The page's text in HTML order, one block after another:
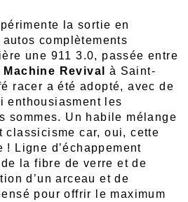
la sortie en
complètements
une 911 3.0, passée entre
Machine Revival
à Saint-
racer a été adopté, avec de
enthousiasment les
sommes. Un habile mélange
classicisme car, oui, cette
! Ligne d’échappement
la fibre de verre et de
d’un arceau et de
pour offrir le maximum